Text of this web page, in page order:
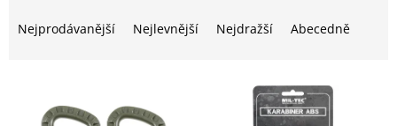
Nejprodávanější Nejlevnější Nejdražší Abecedně